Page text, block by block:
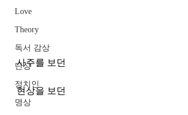
Love
Theory
독서 감상
단상
정치인
명상
사주를 보던
현상을 보던